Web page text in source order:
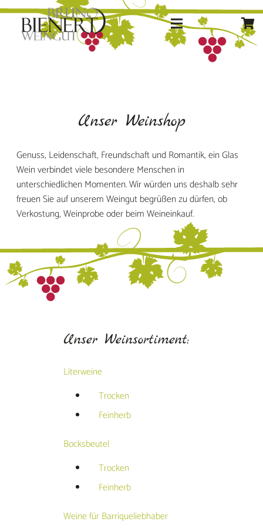
Unser Weinshop
Genuss, Leidenschaft, Freundschaft und Romantik, ein Glas
Wein verbindet viele besondere Menschen in
unterschiedlichen Momenten. Wir würden uns deshalb sehr
freuen Sie auf unserem Weingut begrüßen zu dürfen, ob
Verkostung, Weinprobe oder beim Weineinkauf.
Unser Weinsortiment:
Literweine
Trocken
Feinherb
Bocksbeutel
Trocken
Feinherb
Weine für Barriqueliebhaber